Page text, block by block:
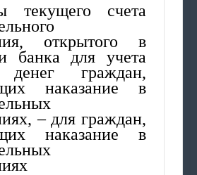
текущего счета
открытого в
банка для учета
граждан,
наказание в
– для граждан,
наказание в